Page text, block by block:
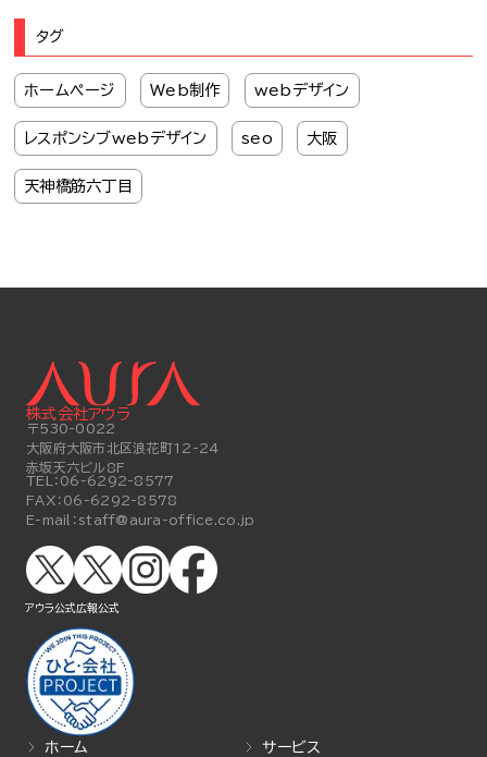
タグ
ホームページ Web制作 webデザイン
レスポンシブwebデザイン seo 大阪
天神橋筋六丁目
ホーム サービス
株式会社アウラ
〒530-0022
大阪府大阪市北区浪花町12-24
赤坂天六ビル8F
TEL： 06-6292-8577
FAX： 06-6292-8578
E-mail： staff@aura-office.co.jp
アウラ公式 広報公式